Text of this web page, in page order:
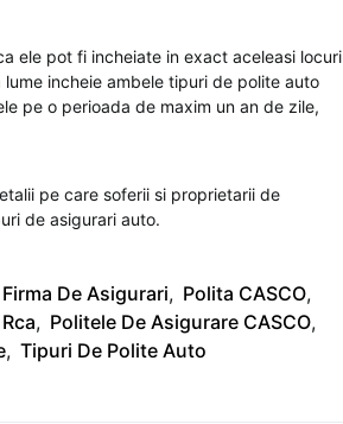
ele pot fi incheiate in exact aceleasi locuri
incheie ambele tipuri de polite auto
pe o perioada de maxim un an de zile,
pe care soferii si proprietarii de
de asigurari auto.
Firma De Asigurari, Polita CASCO,
, Politele De Asigurare CASCO,
, Tipuri De Polite Auto